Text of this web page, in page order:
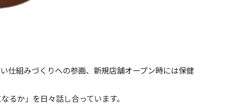
仕組みづくりへの参画、新規店舗オープン時には保健
るか」を日々話し合っています。